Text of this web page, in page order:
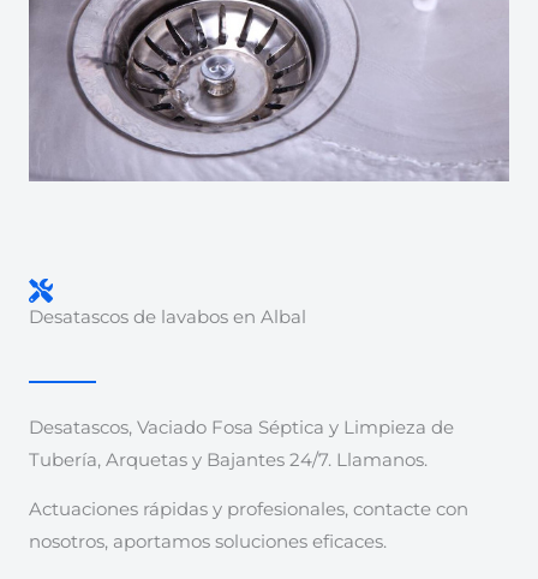
Desatascos de lavabos en Albal
Desatascos, Vaciado Fosa Séptica y Limpieza de
Tubería, Arquetas y Bajantes 24/7. Llamanos.
Actuaciones rápidas y profesionales, contacte con
nosotros, aportamos soluciones eficaces.